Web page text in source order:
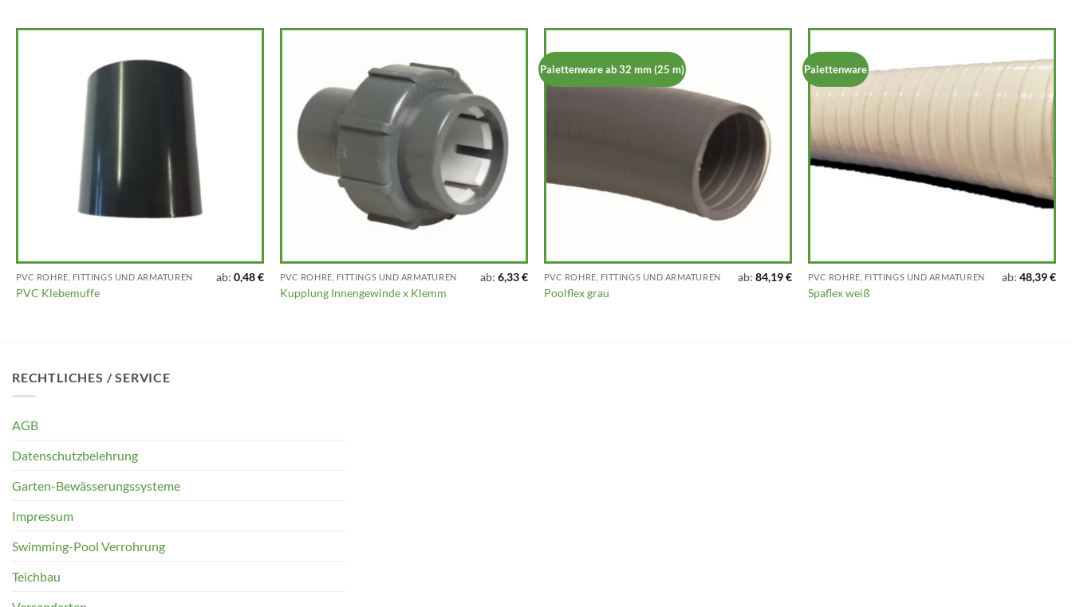
PVC ROHRE, FITTINGS UND ARMATUREN
PVC Klebemuffe
ab:0,48€ PVC ROHRE, FITTINGS UND ARMATUREN
Kupplung Innengewinde x Klemm
ab:6,33€
Palettenware ab 32 mm (25 m)
PVC ROHRE, FITTINGS UND ARMATUREN
Poolflex grau
ab:84,19€
Palettenware
PVC ROHRE, FITTINGS UND ARMATUREN
Spaflex weiß
ab:48,39€
RECHTLICHES / SERVICE
AGB
Datenschutzbelehrung
Garten-Bewässerungssysteme
Impressum
Swimming-Pool Verrohrung
Teichbau